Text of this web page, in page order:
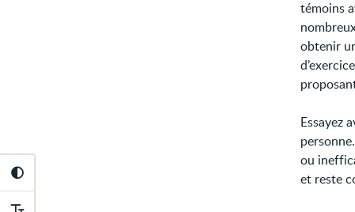
témoins
obtenir
Essayez
ou
et reste